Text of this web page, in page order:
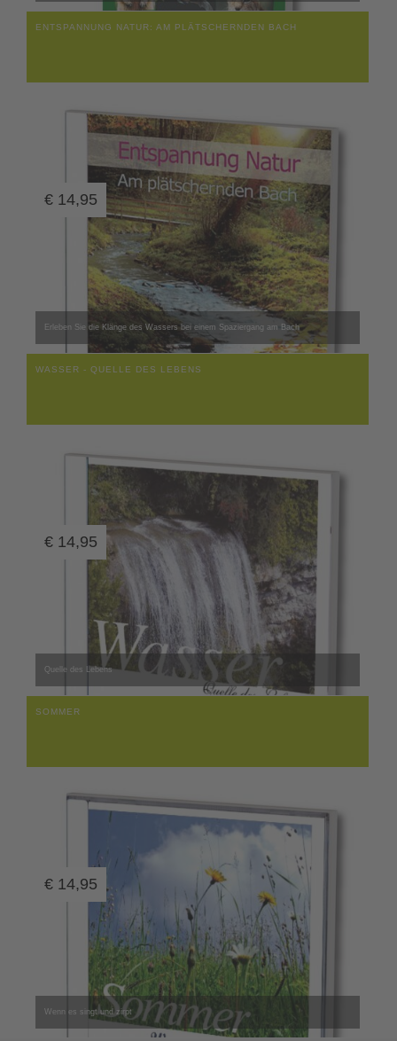
ENTSPANNUNG NATUR: AM PLÄTSCHERNDEN BACH
Erleben Sie die Klänge des Wassers bei einem Spaziergang am Bach
€ 14,95
WASSER - QUELLE DES LEBENS
Quelle des Lebens
€ 14,95
SOMMER
Wenn es singt und zirpt
€ 14,95